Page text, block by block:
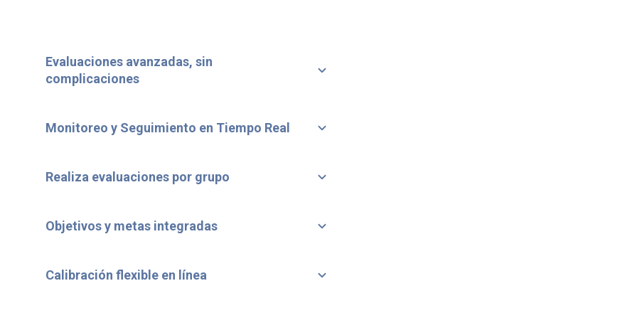
Evaluaciones avanzadas, sin
complicaciones
Monitoreo y Seguimiento en Tiempo Real
Realiza evaluaciones por grupo
Objetivos y metas integradas
Calibración flexible en línea